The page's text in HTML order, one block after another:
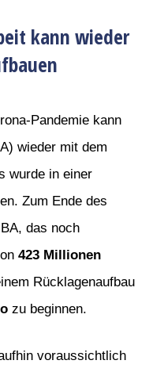
kann wieder
Pandemie kann
wieder mit dem
wurde in einer
Zum Ende des
das noch
423 Millionen
Rücklagenaufbau
zu beginnen.
voraussichtlich